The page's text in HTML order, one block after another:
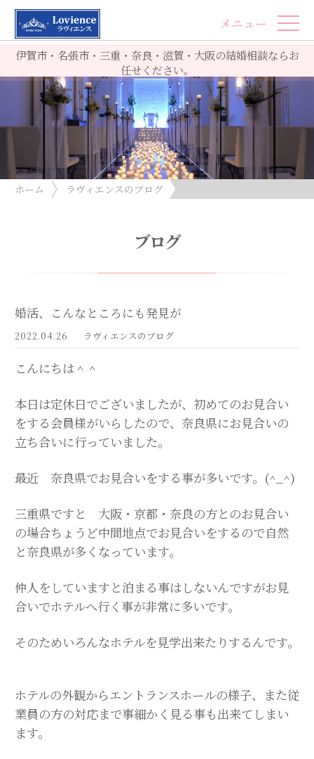
伊賀市・名張市・三重・奈良・滋賀・大阪の結婚相談ならお
任せください。
メニュー
ホーム
ラヴィエンスのブログ
ブログ
婚活、こんなところにも発見が
2022.04.26 ラヴィエンスのブログ
こんにちは＾＾
本日は定休日でございましたが、初めてのお見合い
をする会員様がいらしたので、奈良県にお見合いの
立ち合いに行っていました。
最近 奈良県でお見合いをする事が多いです。(^_^)
三重県ですと 大阪・京都・奈良の方とのお見合い
の場合ちょうど中間地点でお見合いをするので自然
と奈良県が多くなっています。
仲人をしていますと泊まる事はしないんですがお見
合いでホテルへ行く事が非常に多いです。
そのためいろんなホテルを見学出来たりするんです。
ホテルの外観からエントランスホールの様子、また従
業員の方の対応まで事細かく見る事も出来てしまい
ます。